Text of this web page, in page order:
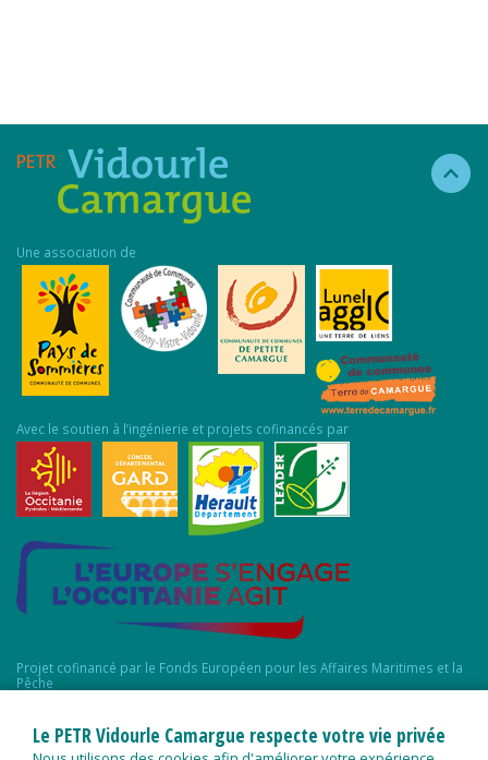
Une association de
Avec le soutien à l’ingénierie et projets cofinancés par
Projet cofinancé par le Fonds Européen pour les Affaires Maritimes et la
Pêche
Le PETR Vidourle Camargue respecte votre vie privée